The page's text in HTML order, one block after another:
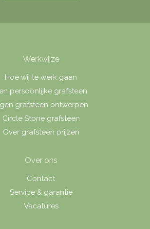
Werkwijze
Hoe wij te werk gaan
persoonlijke grafsteen
grafsteen ontwerpen
Circle Stone grafsteen
Over grafsteen prijzen
Over ons
Contact
Service & garantie
Vacatures